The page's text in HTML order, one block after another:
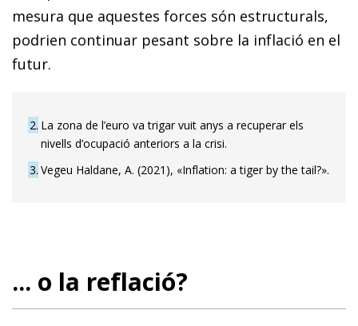
mesura que aquestes forces són estructurals,
podrien continuar pesant sobre la inflació en el
futur.
2 La zona de l’euro va trigar vuit anys a recuperar els
nivells d’ocupació anteriors a la crisi.
3 Vegeu Haldane, A. (2021), «Inflation: a tiger by the tail?».
... o la reflació?